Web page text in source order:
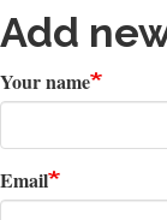
Add
Your name
Email